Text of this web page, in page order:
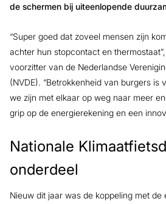
de schermen bij uiteenlopende
“Super goed dat zoveel mensen zijn
achter hun stopcontact en
voorzitter van de Nederlandse
(NVDE). “Betrokkenheid van burgers is
we zijn met elkaar op weg naar meer
grip op de energierekening en een
Nationale
onderdeel
Nieuw dit jaar was de koppeling met de